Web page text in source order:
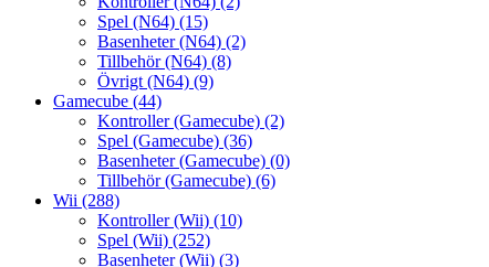
Spel (N64) (15)
Basenheter (N64) (2)
Tillbehör (N64) (8)
Övrigt (N64) (9)
Gamecube (44)
Kontroller (Gamecube) (2)
Spel (Gamecube) (36)
Basenheter (Gamecube) (0)
Tillbehör (Gamecube) (6)
Wii (288)
Kontroller (Wii) (10)
Spel (Wii) (252)
Basenheter (Wii) (3)